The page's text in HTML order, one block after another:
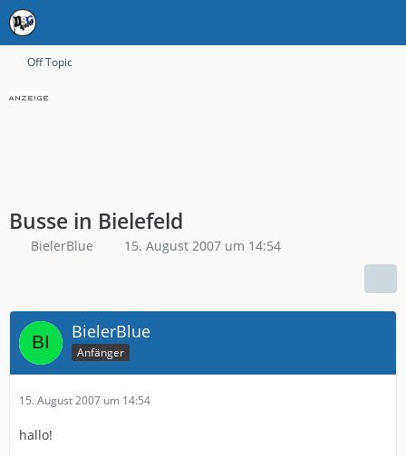
Off Topic
Busse in Bielefeld
BielerBlue 15. August 2007 um 14:54
BielerBlue
Anfänger
15. August 2007 um 14:54
hallo!